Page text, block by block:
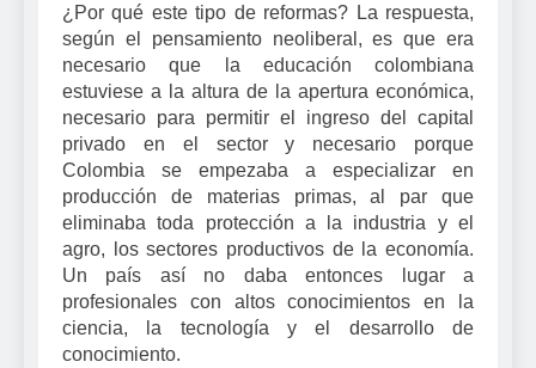
¿Por qué este tipo de reformas? La respuesta,
según el pensamiento neoliberal, es que era
necesario que la educación colombiana
estuviese a la altura de la apertura económica,
necesario para permitir el ingreso del capital
privado en el sector y necesario porque
Colombia se empezaba a especializar en
producción de materias primas, al par que
eliminaba toda protección a la industria y el
agro, los sectores productivos de la economía.
Un país así no daba entonces lugar a
profesionales con altos conocimientos en la
ciencia, la tecnología y el desarrollo de
conocimiento.